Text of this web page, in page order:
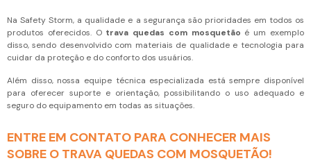
Na Safety Storm, a qualidade e a segurança são prioridades em todos os
produtos oferecidos. O trava quedas com mosquetão é um exemplo
disso, sendo desenvolvido com materiais de qualidade e tecnologia para
cuidar da proteção e do conforto dos usuários.
Além disso, nossa equipe técnica especializada está sempre disponível
para oferecer suporte e orientação, possibilitando o uso adequado e
seguro do equipamento em todas as situações.
ENTRE EM CONTATO PARA CONHECER MAIS
SOBRE O TRAVA QUEDAS COM MOSQUETÃO!